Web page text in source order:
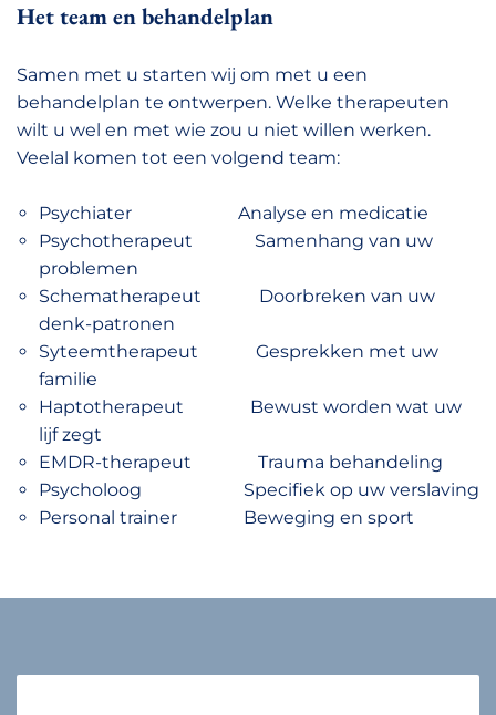
Het team en behandelplan
Samen met u starten wij om met u een
behandelplan te ontwerpen. Welke therapeuten
wilt u wel en met wie zou u niet willen werken.
Veelal komen tot een volgend team:
Psychiater Analyse en medicatie
Psychotherapeut Samenhang van uw
problemen
Schematherapeut Doorbreken van uw
denk-patronen
Syteemtherapeut Gesprekken met uw
familie
Haptotherapeut Bewust worden wat uw
lijf zegt
EMDR-therapeut Trauma behandeling
Psycholoog Specifiek op uw verslaving
Personal trainer Beweging en sport